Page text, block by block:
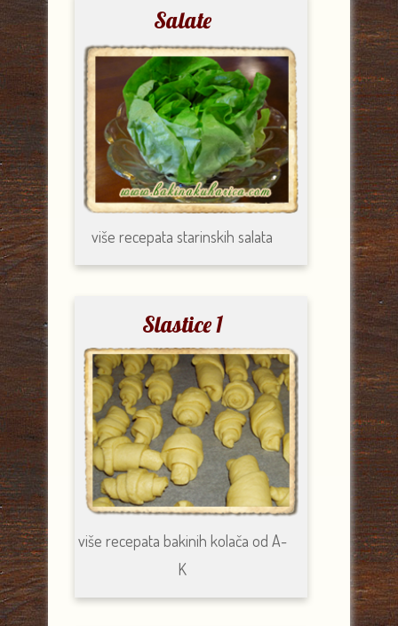
Salate
više recepatastarinskih salata
Slastice 1
više recepata bakinih kolača od A-
K